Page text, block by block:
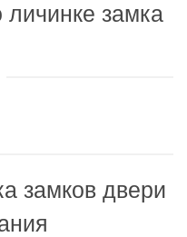
личинке замка
замков двери